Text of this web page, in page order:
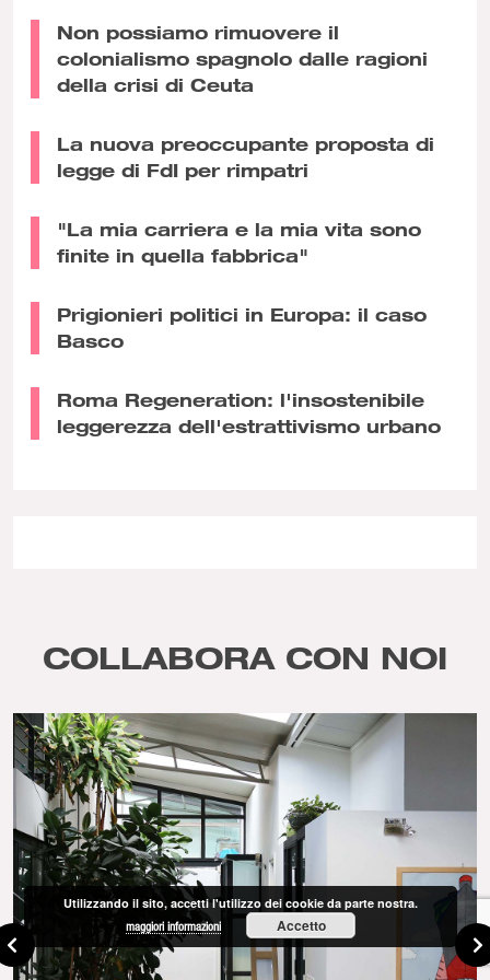
Non possiamo rimuovere il
colonialismo spagnolo dalle ragioni
della crisi di Ceuta
La nuova preoccupante proposta di
legge di FdI per rimpatri
"La mia carriera e la mia vita sono
finite in quella fabbrica"
Prigionieri politici in Europa: il caso
Basco
Roma Regeneration: l'insostenibile
leggerezza dell'estrattivismo urbano
COLLABORA CON NOI
Utilizzando il sito, accetti l'utilizzo dei cookie da parte nostra.
maggiori informazioni Accetto